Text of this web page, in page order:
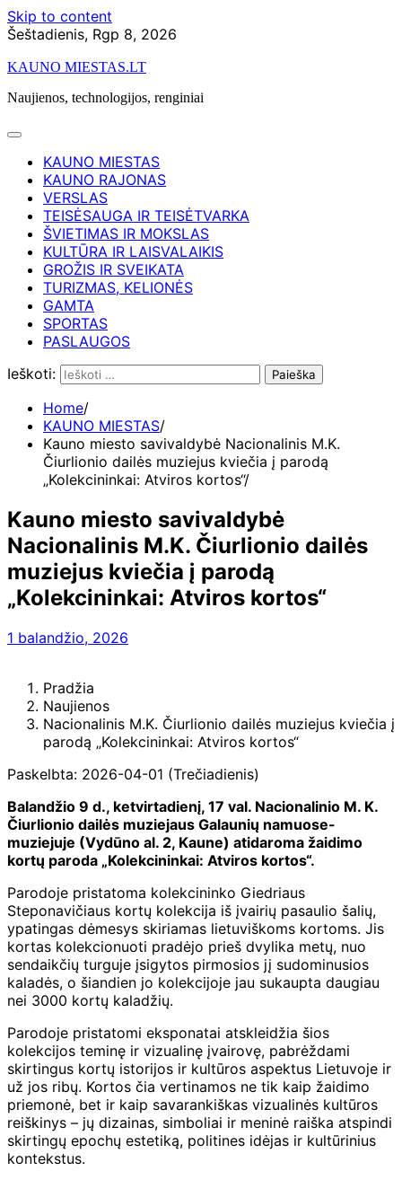
Skip to content
Šeštadienis, Rgp 8, 2026
KAUNO MIESTAS.LT
Naujienos, technologijos, renginiai
KAUNO MIESTAS
KAUNO RAJONAS
VERSLAS
TEISĖSAUGA IR TEISĖTVARKA
ŠVIETIMAS IR MOKSLAS
KULTŪRA IR LAISVALAIKIS
GROŽIS IR SVEIKATA
TURIZMAS, KELIONĖS
GAMTA
SPORTAS
PASLAUGOS
Ieškoti:
Home
KAUNO MIESTAS
Kauno miesto savivaldybė Nacionalinis M.K.
Čiurlionio dailės muziejus kviečia į parodą
„Kolekcininkai: Atviros kortos“
Kauno miesto savivaldybė
Nacionalinis M.K. Čiurlionio dailės
muziejus kviečia į parodą
„Kolekcininkai: Atviros kortos“
1 balandžio, 2026
Pradžia
Naujienos
Nacionalinis M.K. Čiurlionio dailės muziejus kviečia į
parodą „Kolekcininkai: Atviros kortos“
Paskelbta: 2026-04-01 (Trečiadienis)
Balandžio 9 d., ketvirtadienį, 17 val. Nacionalinio M. K.
Čiurlionio dailės muziejaus Galaunių namuose-
muziejuje (Vydūno al. 2, Kaune) atidaroma žaidimo
kortų paroda „Kolekcininkai: Atviros kortos“.
Parodoje pristatoma kolekcininko Giedriaus
Steponavičiaus kortų kolekcija iš įvairių pasaulio šalių,
ypatingas dėmesys skiriamas lietuviškoms kortoms. Jis
kortas kolekcionuoti pradėjo prieš dvylika metų, nuo
sendaikčių turguje įsigytos pirmosios jį sudominusios
kaladės, o šiandien jo kolekcijoje jau sukaupta daugiau
nei 3000 kortų kaladžių.
Parodoje pristatomi eksponatai atskleidžia šios
kolekcijos teminę ir vizualinę įvairovę, pabrėždami
skirtingus kortų istorijos ir kultūros aspektus Lietuvoje ir
už jos ribų. Kortos čia vertinamos ne tik kaip žaidimo
priemonė, bet ir kaip savarankiškas vizualinės kultūros
reiškinys – jų dizainas, simboliai ir meninė raiška atspindi
skirtingų epochų estetiką, politines idėjas ir kultūrinius
kontekstus.